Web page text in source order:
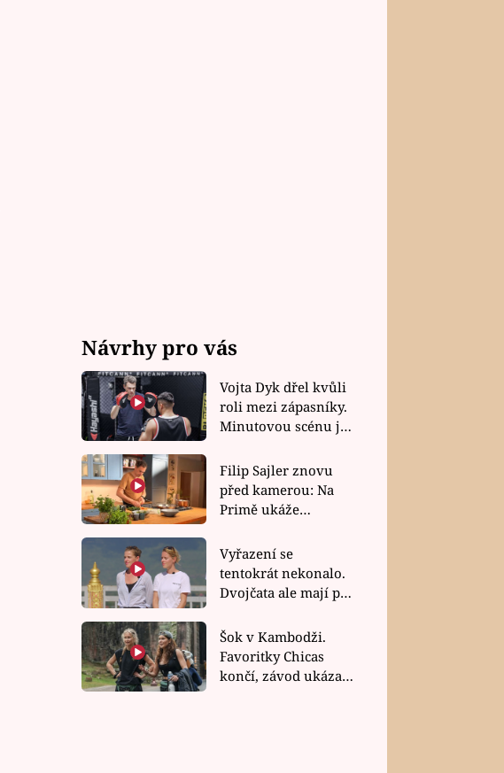
Návrhy pro vás
Vojta Dyk dřel kvůli
roli mezi zápasníky.
Minutovou scénu jel
Filip Sajler znovu
před kamerou: Na
Primě ukáže
rychlé recepty
Vyřazení se
tentokrát nekonalo.
Dvojčata ale mají po
závodu nůž na krku
Šok v Kambodži.
Favoritky Chicas
končí, závod ukázal